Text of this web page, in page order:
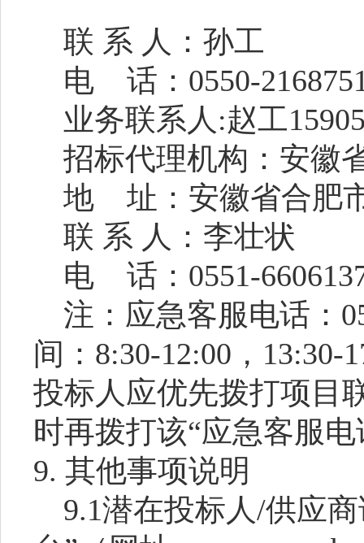
联 系 人：孙工
电
话： 0550-
业务联系人 :赵工
招标代理机构：安徽
地
址：安徽省合肥
联 系 人：李壮状
电
话： 0551-
注：应急客服电话：
间：8:30-12:00，
投标人应优先拨打项目
时再拨打该“应急客服电
9. 其他事项说明
9.1潜在投标人/供应